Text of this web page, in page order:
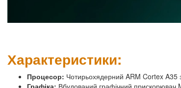
Характеристики:
Процесор: Чотирьохядерний ARM Cortex
Графіка: Вбудований графічний прискорювач